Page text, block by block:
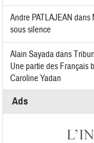
Andre PATLAJEAN dans
sous silence
Alain Sayadadans
Une partie des Français
Caroline Yadan
Ads